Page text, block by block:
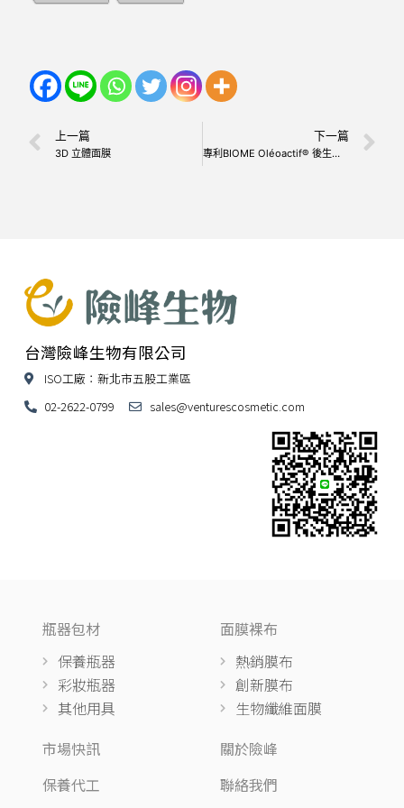
上一篇
3D 立體面膜
下一篇
專利BIOME Oléoactif® 後生益生元美肌菌
台灣險峰生物有限公司
ISO工廠：新北市五股工業區
02-2622-0799
sales@venturescosmetic.com
瓶器包材
保養瓶器
彩妝瓶器
其他用具
面膜裸布
熱銷膜布
創新膜布
生物纖維面膜
市場快訊
保養代工
關於險峰
聯絡我們